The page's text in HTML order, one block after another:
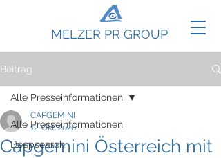
MELZER PR GROUP
Beitrag
Alle Presseinformationen
Deepsearch
Alle Presseinformationen
Capgemini Österreich mit
CAPGEMINI
12. Okt. 2020